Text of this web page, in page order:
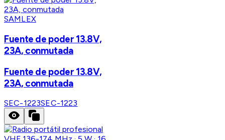
SAMLEX
Fuente de poder 13.8V,
23A, conmutada
Fuente de poder 13.8V,
23A, conmutada
SEC-1223SEC-1223